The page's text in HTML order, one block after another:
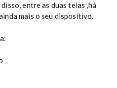
entre as duas telas ,há
mais o seu dispositivo.